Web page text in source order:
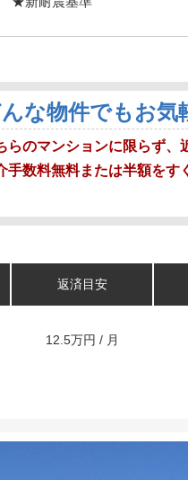
な物件でもお気
らのマンションに限らず、
手数料無料または半額をす
返済目安
12.5万円 / 月